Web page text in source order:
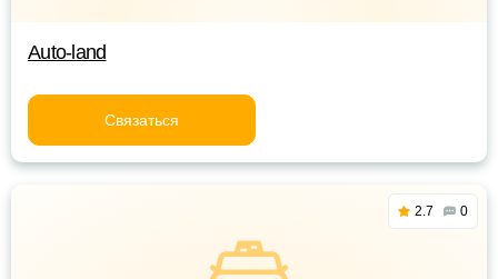
Auto-land
Связаться
2.7 0